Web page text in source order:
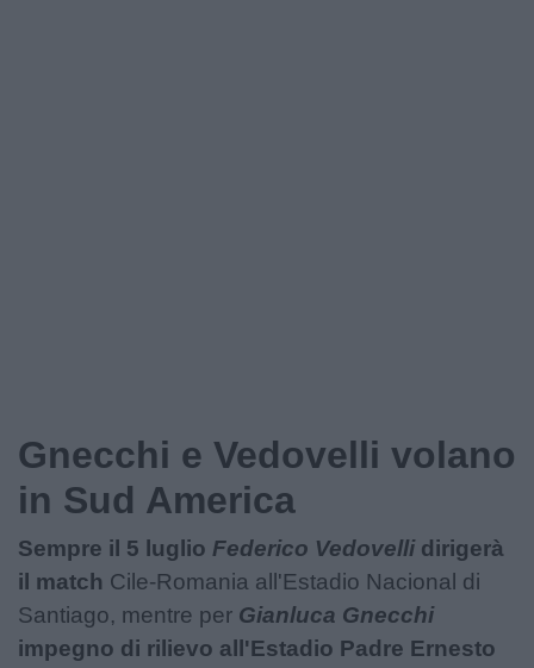
Gnecchi e Vedovelli volano
in Sud America
Sempre il 5 luglio Federico Vedovellidirigerà
il match Cile-Romania all'Estadio Nacional di
Santiago, mentre per Gianluca Gnecchi
impegno di rilievo all'Estadio Padre Ernesto